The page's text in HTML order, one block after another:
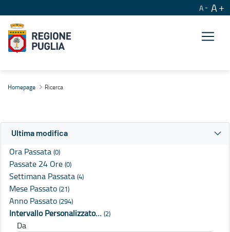
A A
Homepage Ricerca
Ultima modifica
Ora Passata (0)
Passate 24 Ore (0)
Settimana Passata (4)
Mese Passato (21)
Anno Passato (294)
Intervallo Personalizzato… (2)
Da